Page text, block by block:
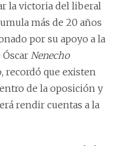
la victoria del liberal
más de 20 años
por su apoyo a la
Nenecho
recordó que existen
de la oposición y
rendir cuentas a la